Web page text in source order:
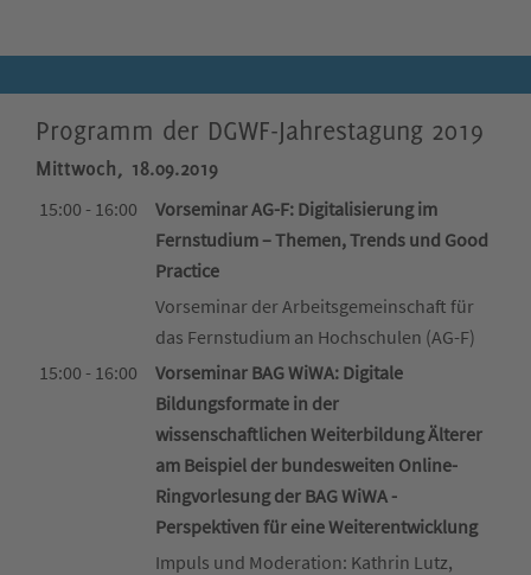
Programm der DGWF-Jahrestagung 2019
Mittwoch, 18.09.2019
15:00 - 16:00
Vorseminar AG-F: Digitalisierung im
Fernstudium – Themen, Trends und Good
Practice
Vorseminar der Arbeitsgemeinschaft für
das Fernstudium an Hochschulen (AG-F)
15:00 - 16:00
Vorseminar BAG WiWA: Digitale
Bildungsformate in der
wissenschaftlichen Weiterbildung Älterer
am Beispiel der bundesweiten Online-
Ringvorlesung der BAG WiWA -
Perspektiven für eine Weiterentwicklung
Impuls und Moderation: Kathrin Lutz,